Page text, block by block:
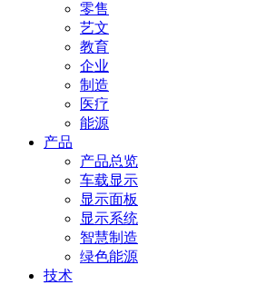
零售
艺文
教育
企业
制造
医疗
能源
产品
产品总览
车载显示
显示面板
显示系统
智慧制造
绿色能源
技术